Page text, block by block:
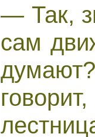
— Так,
сам